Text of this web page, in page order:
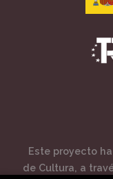
Este proyecto
de Cultura, a